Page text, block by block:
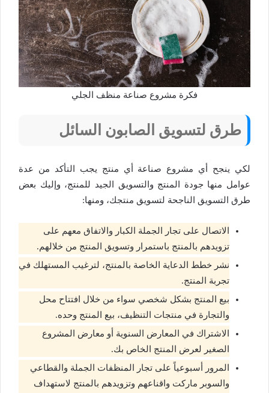
فكرة مشروع صناعة منظف الجلي
طرق لتسويق الصابون السائل
لكي ينجح أي مشروع صناعة أي منتج يجب التأكد من عدة
عوامل منها جودة المنتج والتسويق الجيد للمنتج، وإليك بعض
طرق التسويق الناجحة لتسويق منتجك، ومنها:
الاتصال على تجار الجملة الكبار والاتفاق معهم على
تزويدهم بالمنتج باستمرار وتسويق المنتج من خلالهم.
نشر خطط الدعاية الخاصة بالمنتج، لترغيب المستهلك في
تجربة المنتج.
بيع المنتج بشكل شخصي سواء من خلال افتتاح محل
والتجارة في منتجات التنظيف، بيع المنتج وحده.
الاشتراك في المعارض السنوية أو معارض المشروع
الصغير لعرض المنتج الخاص بك.
المرور أسبوعياً على تجار المنظفات الجملة والقطاعي
والسوبر ماركت واقناعهم وتزويدهم بالمنتج لاستهداف